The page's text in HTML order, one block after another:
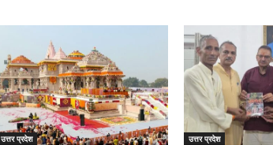
उत्तर प्रदेश उत्तर प्रदेश